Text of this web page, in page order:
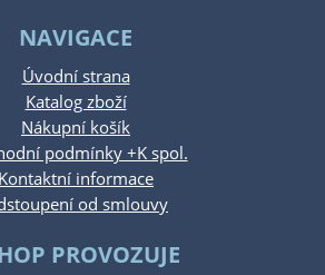
NAVIGACE
Úvodní strana
Katalog zboží
Nákupní košík
podmínky +K spol.
Kontaktní informace
od smlouvy
PROVOZUJE